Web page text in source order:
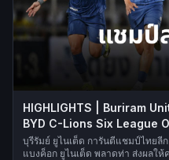
HIGHLIGHTS | Buriram
BYD C-Lions Six League
บุรีรัมย์ ยูไนเต็ด การันตีแชมป์ไทยลี
แบงค็อก ยูไนเต็ด พลาดท่า ส่งผลใ